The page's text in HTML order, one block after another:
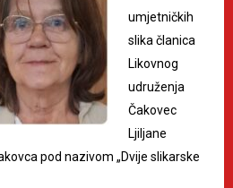
umjetničkih
slika članica
Likovnog
udruženja
Čakovec
Ljiljane
pod nazivom „Dvije slikarske